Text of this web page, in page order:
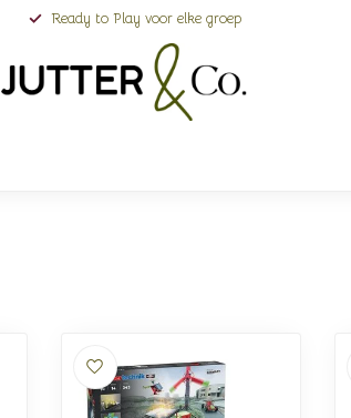
Ready to Play voor elke groep